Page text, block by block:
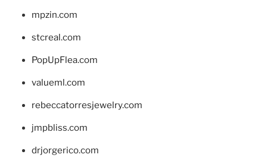
mpzin.com
stcreal.com
PopUpFlea.com
valueml.com
rebeccatorresjewelry.com
jmpbliss.com
drjorgerico.com